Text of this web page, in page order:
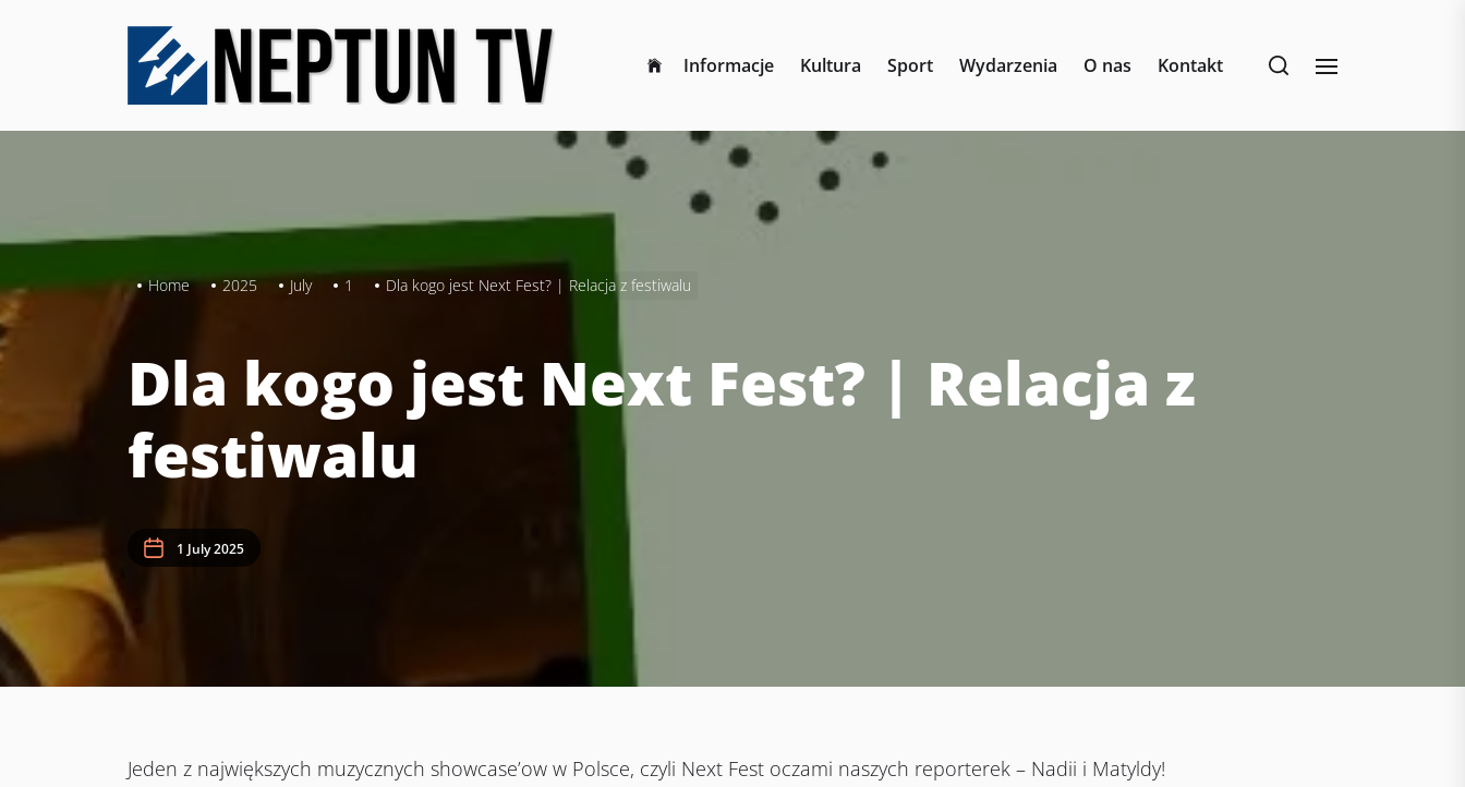
Informacje Kultura Sport Wydarzenia O nas Kontakt
Home 2025 July 1 Dla kogo jest Next Fest? | Relacja z festiwalu
Dla kogo jest Next Fest? | Relacja z
festiwalu
1 July 2025
Jeden z największych muzycznych showcase’ow w Polsce, czyli Next Fest oczami naszych reporterek – Nadii i Matyldy!